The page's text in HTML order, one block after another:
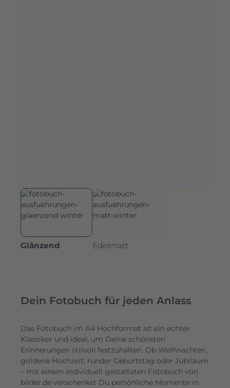
Glänzend Edelmatt
Dein Fotobuch für jeden Anlass
Das Fotobuch im A4 Hochformat ist ein echter
Klassiker und ideal, um Deine schönsten
Erinnerungen stilvoll festzuhalten. Ob Weihnachten,
goldene Hochzeit, runder Geburtstag oder Jubiläum
– mit einem individuell gestalteten Fotobuch von
bilder.de verschenkst Du persönliche Momente in